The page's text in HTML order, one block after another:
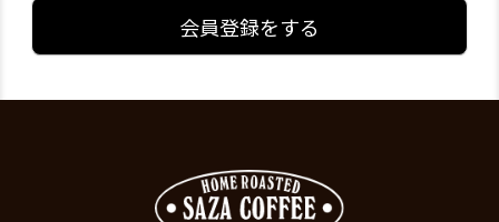
会員登録をする